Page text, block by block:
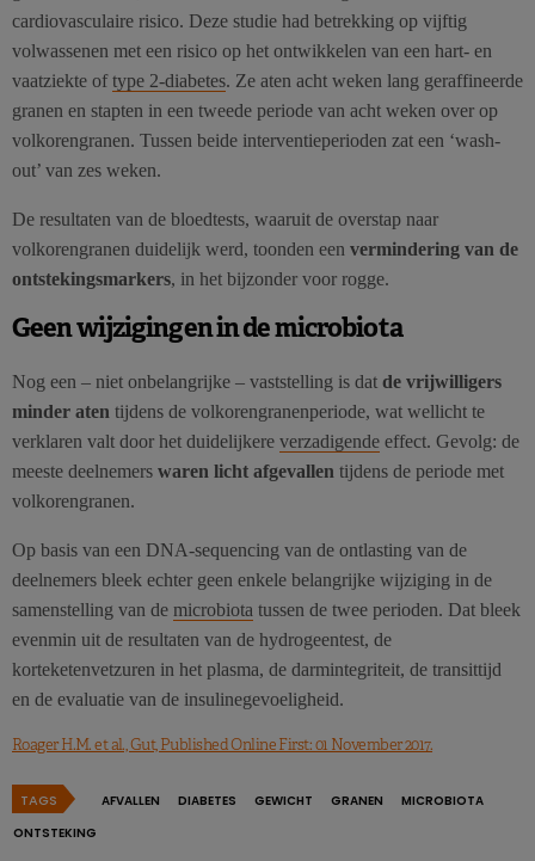
cardiovasculaire risico. Deze studie had betrekking op vijftig
volwassenen met een risico op het ontwikkelen van een hart- en
vaatziekte oftype 2-diabetes. Ze aten acht weken lang geraffineerde
granen en stapten in een tweede periode van acht weken over op
volkorengranen. Tussen beide interventieperioden zat een ‘wash-
out’ van zes weken.
De resultaten van de bloedtests, waaruit de overstap naar
volkorengranen duidelijk werd, toonden een vermindering van de
ontstekingsmarkers, in het bijzonder voor rogge.
Geen wijzigingen in de microbiota
Nog een – niet onbelangrijke – vaststelling is dat de vrijwilligers
minder aten tijdens de volkorengranenperiode, wat wellicht te
verklaren valt door het duidelijkere verzadigende effect. Gevolg: de
meeste deelnemers waren licht afgevallen tijdens de periode met
volkorengranen.
Op basis van een DNA-sequencing van de ontlasting van de
deelnemers bleek echter geen enkele belangrijke wijziging in de
samenstelling van de microbiota tussen de twee perioden. Dat bleek
evenmin uit de resultaten van de hydrogeentest, de
korteketenvetzuren in het plasma, de darmintegriteit, de transittijd
en de evaluatie van de insulinegevoeligheid.
Roager H.M. et al., Gut, Published Online First: 01 November 2017.
TAGS AFVALLEN DIABETES GEWICHT GRANEN
MICROBIOTA
ONTSTEKING